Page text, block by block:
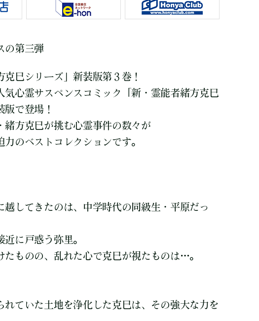
の第三弾
克巳シリーズ」新装版第３巻！
気心霊サスペンスコミック「新・霊能者緒方克巳
版で登場！
緒方克巳が挑む心霊事件の数々が
力のベストコレクションです。
越してきたのは、中学時代の同級生・平原だっ
に戸惑う弥里。
たものの、乱れた心で克巳が視たものは…。
れていた土地を浄化した克巳は、その強大な力を